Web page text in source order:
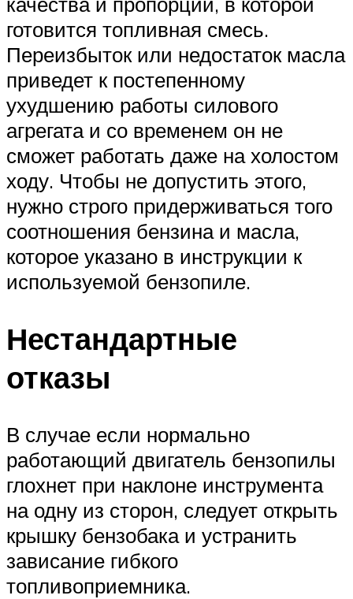
готовится топливная смесь.
Переизбыток или недостаток масла
приведет к постепенному
ухудшению работы силового
агрегата и со временем он не
сможет работать даже на холостом
ходу. Чтобы не допустить этого,
нужно строго придерживаться того
соотношения бензина и масла,
которое указано в инструкции к
используемой бензопиле.
Нестандартные
отказы
В случае если нормально
работающий двигатель бензопилы
глохнет при наклоне инструмента
на одну из сторон, следует открыть
крышку бензобака и устранить
зависание гибкого
топливоприемника.